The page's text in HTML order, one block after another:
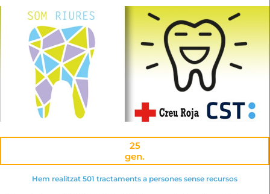
25
gen.
Hem realitzat 501 tractaments a persones sense recursos